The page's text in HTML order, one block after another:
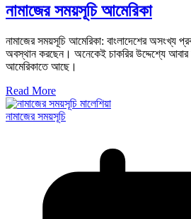
নামাজের সময়সূচি আমেরিকা
নামাজের সময়সূচি আমেরিকা: বাংলাদেশের অসংখ্য
অবস্থান করছেন। অনেকেই চাকরির উদ্দেশ্যে আবার
আমেরিকাতে আছে।
Read More
নামাজের সময়সূচি